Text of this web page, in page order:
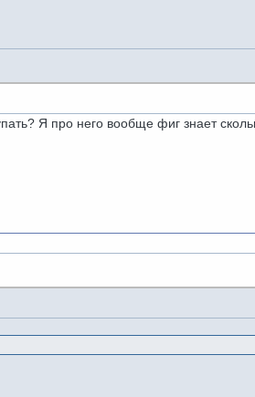
Я про него вообще фиг знает